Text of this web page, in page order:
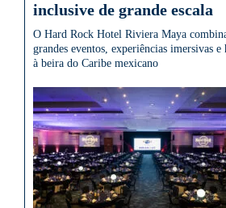
inclusive de grande escala
O Hard Rock Hotel Riviera Maya
grandes eventos, experiências imersivas
à beira do Caribe mexicano